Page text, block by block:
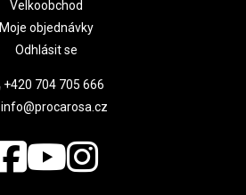
Velkoobchod
Moje objednávky
Odhlásit se
+420 704 705 666
info@procarosa.cz